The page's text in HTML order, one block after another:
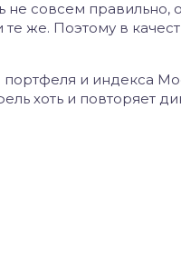
не совсем правильно,
же. Поэтому в
и индекса
хоть и повторяет